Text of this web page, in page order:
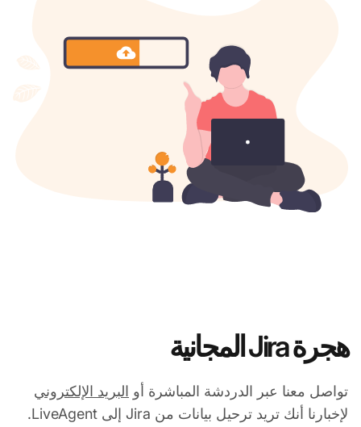
هجرة Jira المجانية
تواصل معنا عبر الدردشة المباشرة أو البريد الإلكتروني
لإخبارنا أنك تريد ترحيل بيانات من Jira إلى LiveAgent.